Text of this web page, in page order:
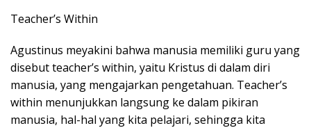
Teacher’s Within
Agustinus meyakini bahwa manusia memiliki guru yang
disebut teacher’s within, yaitu Kristus di dalam diri
manusia, yang mengajarkan pengetahuan. Teacher’s
within menunjukkan langsung ke dalam pikiran
manusia, hal-hal yang kita pelajari, sehingga kita